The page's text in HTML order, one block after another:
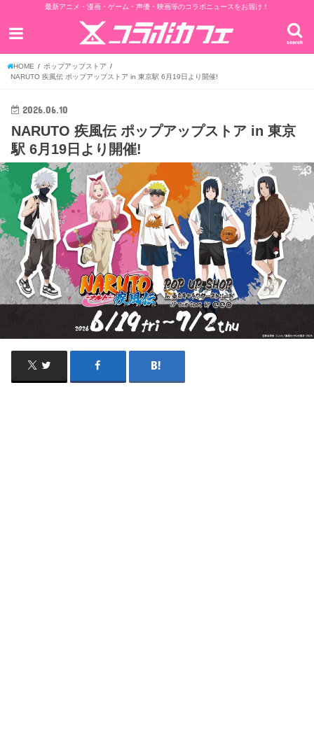
最新アニメ・漫画・ゲーム・声優・映画等のコラボニュースをお届け！
search
HOME
ポップアップストア
NARUTO 疾風伝 ポップアップストア in 東京駅 6月19日より開催!
2026.06.10
NARUTO 疾風伝 ポップアップストア in 東京
駅 6月19日より開催!